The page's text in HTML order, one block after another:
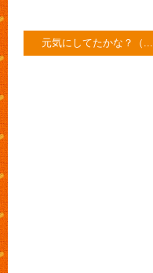
元気にしてたかな？（...